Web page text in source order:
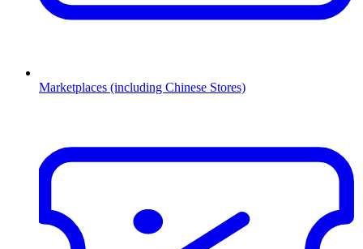
Marketplaces (including Chinese Stores)